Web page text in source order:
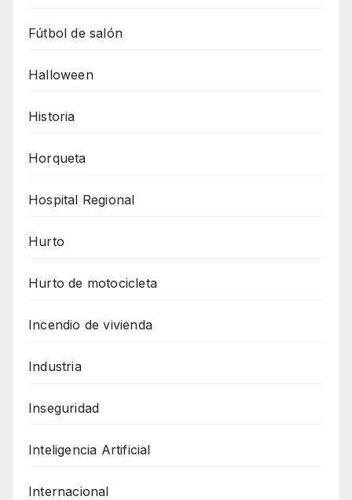
Fútbol de salón
Halloween
Historia
Horqueta
Hospital Regional
Hurto
Hurto de motocicleta
Incendio de vivienda
Industria
Inseguridad
Inteligencia Artificial
Internacional